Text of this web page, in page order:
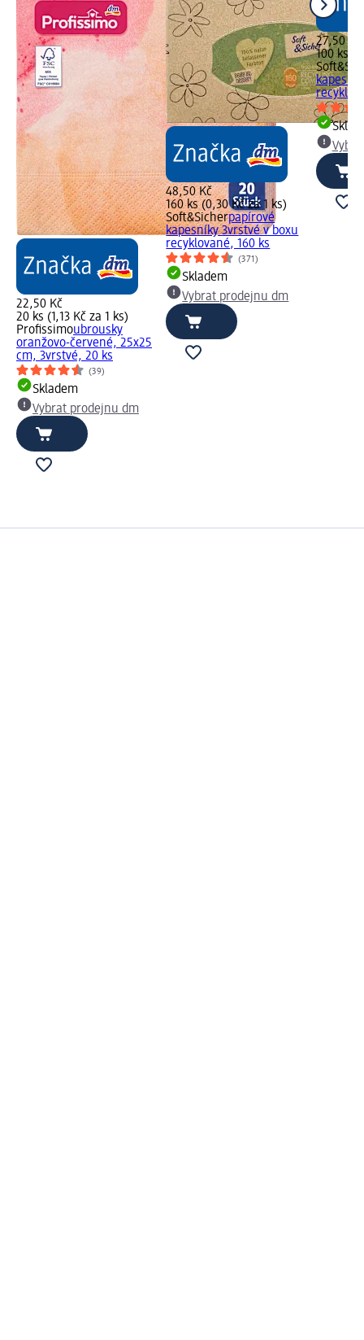
22,50 Kč
20 ks (1,13 Kč za 1 ks)
Profissimoubrousky
oranžovo-červené, 25x25
cm, 3vrstvé, 20 ks
(39)
Skladem
Vybrat prodejnu dm
48,50 Kč
160 ks (0,30 Kč za 1 ks)
Soft&Sicherpapírové
kapesníky 3vrstvé v boxu
recyklované, 160 ks
(371)
Skladem
Vybrat prodejnu dm
27,50 Kč
100 ks